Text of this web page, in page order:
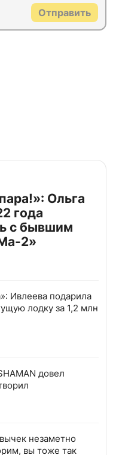
Отправить
Ольга
года
с бывшим
2»
Ивлеева подарила
лодку за 1,2 млн
довел
незаметно
вы тоже так